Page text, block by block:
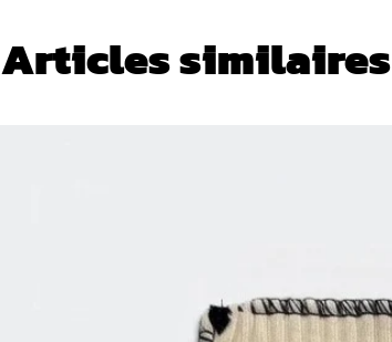
Articles similaires